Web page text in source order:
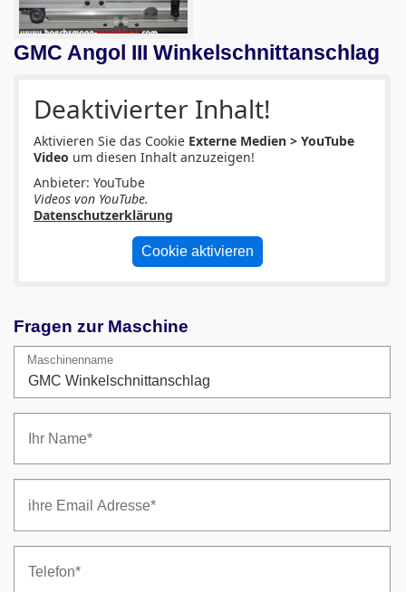
GMC Angol III Winkelschnittanschlag
Deaktivierter Inhalt!
Aktivieren Sie das Cookie Externe Medien > YouTube
Video um diesen Inhalt anzuzeigen!
Anbieter: YouTube
Videos von YouTube.
Datenschutzerklärung
Cookie aktivieren
Fragen zur Maschine
Maschinenname